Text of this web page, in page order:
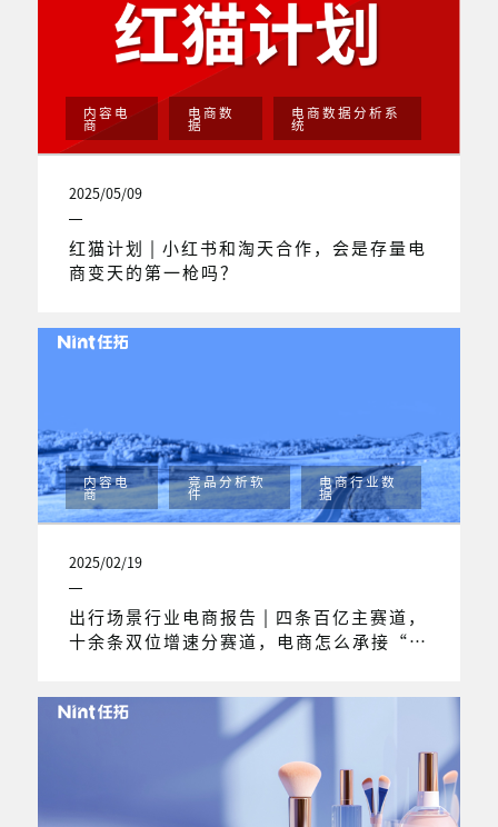
内容电
商
电商数
据
电商数据分析系
统
2025/05/09
红猫计划 | 小红书和淘天合作，会是存量电
商变天的第一枪吗？
内容电
商
竞品分析软
件
电商行业数
据
2025/02/19
出行场景行业电商报告 | 四条百亿主赛道，
十余条双位增速分赛道，电商怎么承接“新